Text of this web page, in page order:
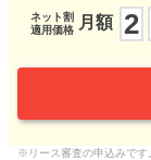
ネット割
適用価格
月額 2
※リース審査の申込みです